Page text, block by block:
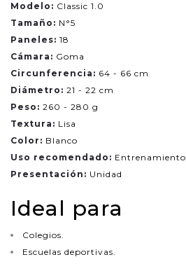
Modelo: Classic 1.0
Tamaño: N°5
Paneles: 18
Cámara: Goma
Circunferencia: 64 - 66 cm
Diámetro: 21 - 22 cm
Peso: 260 - 280 g
Textura: Lisa
Color: Blanco
Uso recomendado: Entrenamiento
Presentación: Unidad
Ideal para
Colegios.
Escuelas deportivas.